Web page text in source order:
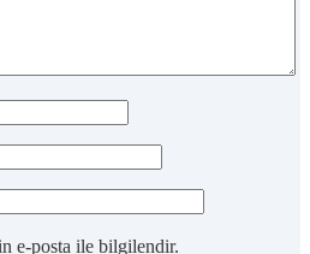
e-posta ile bilgilendir.